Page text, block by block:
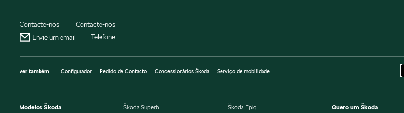
Contacte-nos
Envie um email
Contacte-nos
Telefone
ver também Configurador Pedido de Contacto Concessionários Škoda Serviço de mobilidade
Modelos Škoda
Škoda Superb
Škoda Epiq
Quero um Škoda